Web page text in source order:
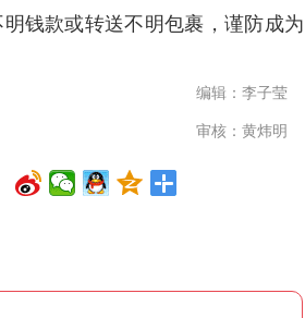
钱款或转送不明包裹，谨防成为
编辑：李子莹
审核：黄炜明